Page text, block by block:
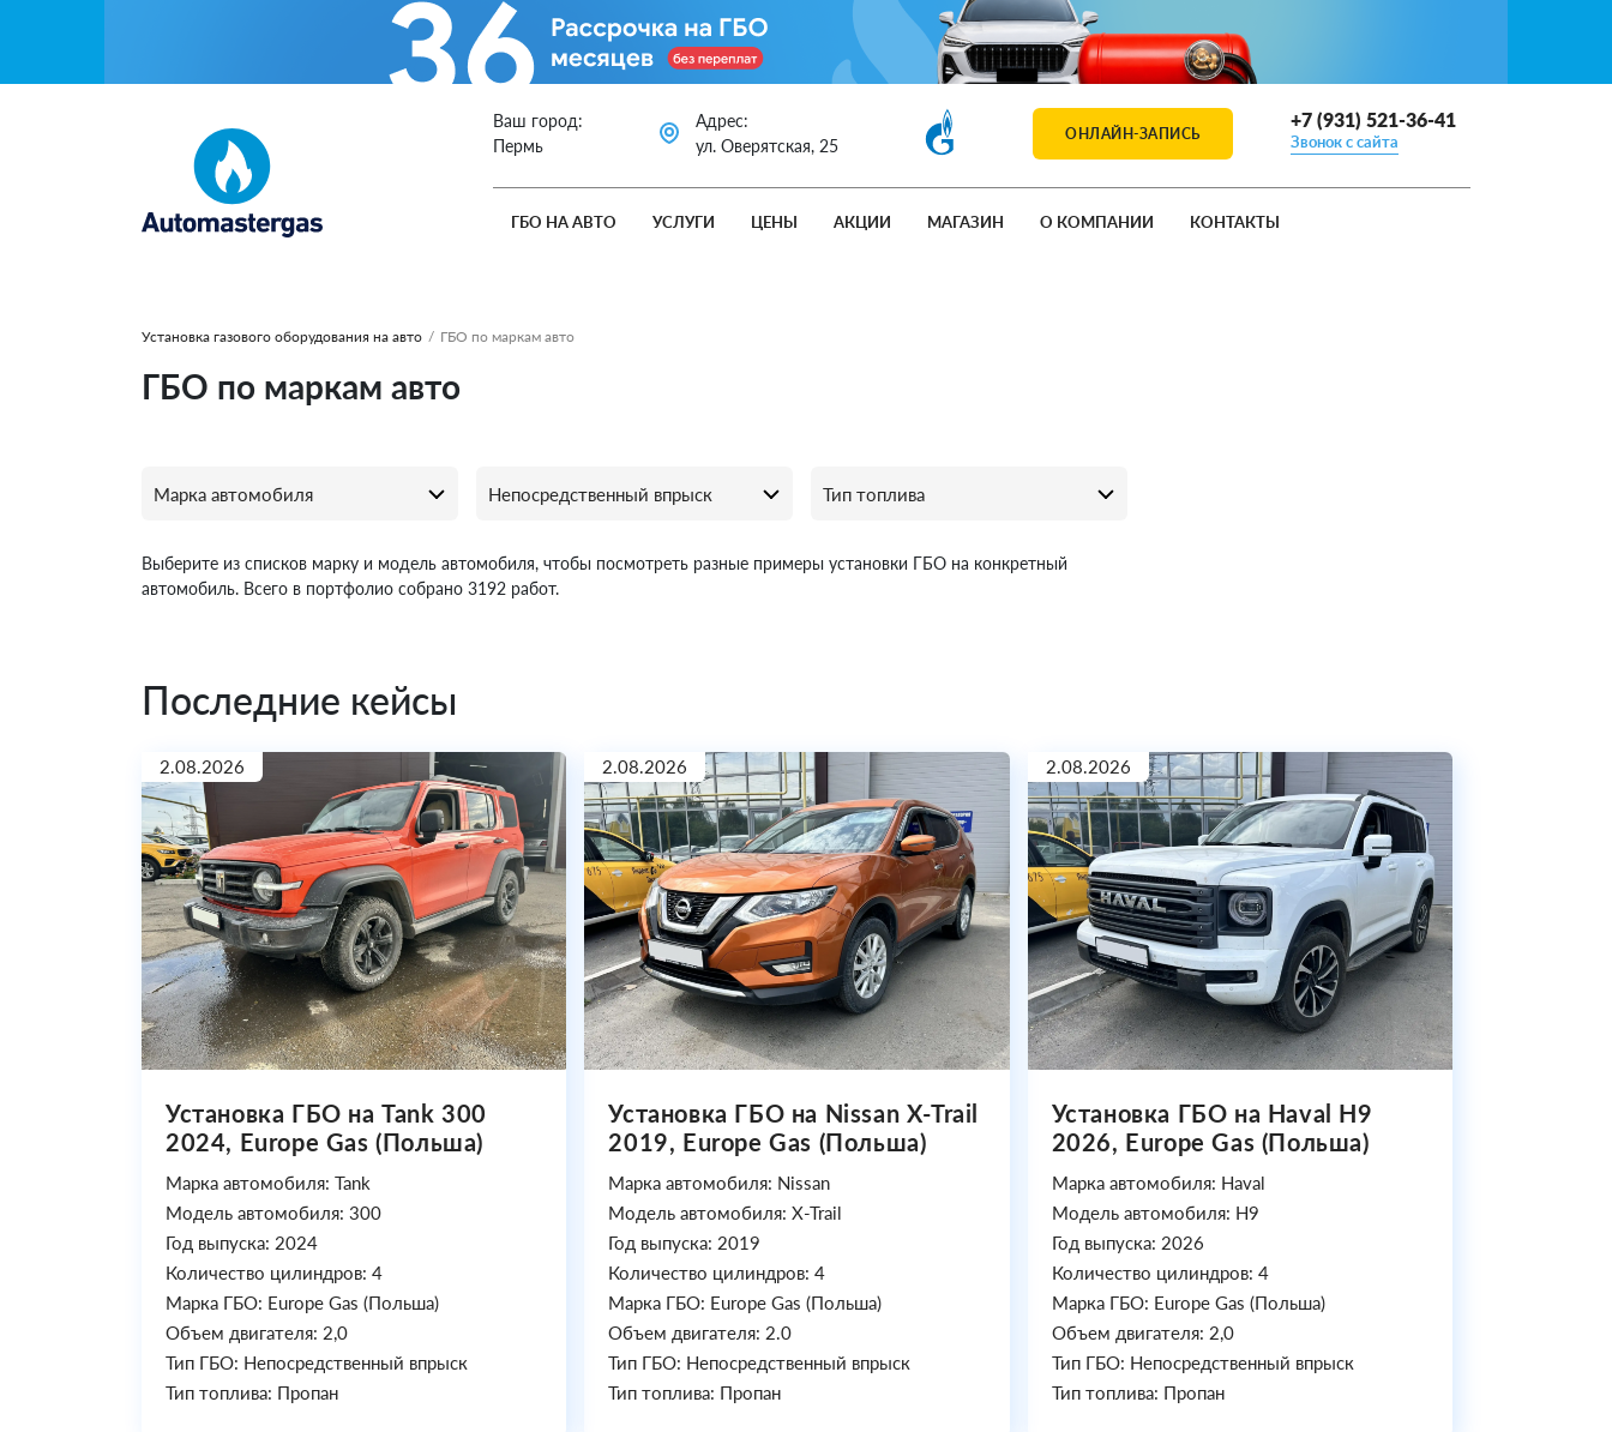
Ваш город:
Пермь
Адрес:
ул. Оверятская, 25
ОНЛАЙН-ЗАПИСЬ
+7 (931) 521-36-41
Звонок с сайта
ГБО НА АВТО УСЛУГИ ЦЕНЫ АКЦИИ МАГАЗИН О КОМПАНИИ КОНТАКТЫ
Установка газового оборудования на авто / ГБО по маркам авто
ГБО по маркам авто
Выберите из списков марку и модель автомобиля, чтобы посмотреть разные примеры установки ГБО на конкретный
автомобиль. Всего в портфолио собрано 3192 работ.
Последние кейсы
2.08.2026
Установка ГБО на Tank 300
2024, Europe Gas (Польша)
Марка автомобиля: Tank
Модель автомобиля: 300
Год выпуска: 2024
Количество цилиндров: 4
Марка ГБО: Europe Gas (Польша)
Объем двигателя: 2,0
Тип ГБО: Непосредственный впрыск
Тип топлива: Пропан
2.08.2026
Установка ГБО на Nissan X-Trail
2019, Europe Gas (Польша)
Марка автомобиля: Nissan
Модель автомобиля: X-Trail
Год выпуска: 2019
Количество цилиндров: 4
Марка ГБО: Europe Gas (Польша)
Объем двигателя: 2.0
Тип ГБО: Непосредственный впрыск
Тип топлива: Пропан
2.08.2026
Установка ГБО на Haval H9
2026, Europe Gas (Польша)
Марка автомобиля: Haval
Модель автомобиля: H9
Год выпуска: 2026
Количество цилиндров: 4
Марка ГБО: Europe Gas (Польша)
Объем двигателя: 2,0
Тип ГБО: Непосредственный впрыск
Тип топлива: Пропан